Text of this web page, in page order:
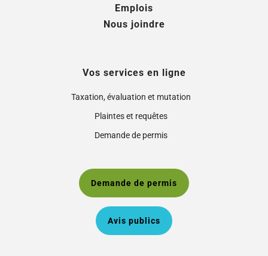
Emplois
Nous joindre
Vos services en ligne
Taxation, évaluation et mutation
Plaintes et requêtes
Demande de permis
Demande de permis
Avis publics